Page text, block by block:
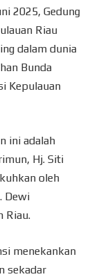
2025, Gedung
Riau
dalam dunia
Bunda
Kepulauan
ini adalah
Hj. Siti
oleh
Dewi
Riau.
menekankan
sekadar